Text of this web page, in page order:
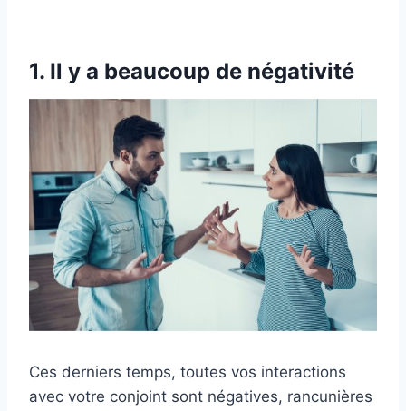
1. Il y a beaucoup de négativité
Ces derniers temps, toutes vos interactions
avec votre conjoint sont négatives, rancunières